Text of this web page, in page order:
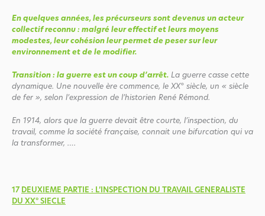
En quelques années, les précurseurs sont devenus un acteur
collectif reconnu : malgré leur effectif et leurs moyens
modestes, leur cohésion leur permet de peser sur leur
environnement et de le modifier.
Transition : la guerre est un coup d’arrêt. La guerre casse cette
dynamique. Une nouvelle ère commence, le XX° siècle, un « siècle
de fer », selon l’expression de l’historien René Rémond.
En 1914, alors que la guerre devait être courte, l’inspection, du
travail, comme la société française, connait une bifurcation qui va
la transformer, ….
17 DEUXIEME PARTIE : L’INSPECTION DU TRAVAIL GENERALISTE
DU XX° SIECLE